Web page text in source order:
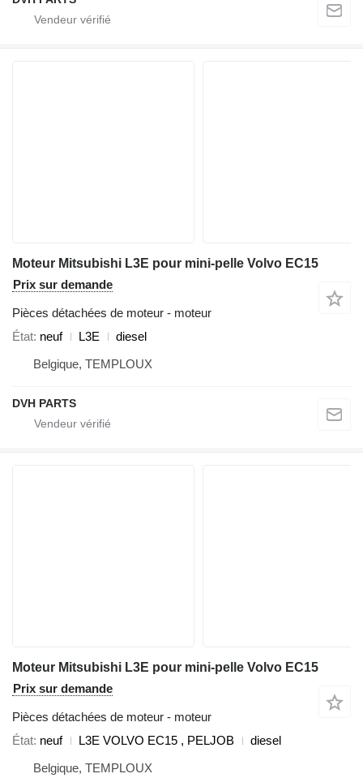
Moteur Mitsubishi L3E pour mini-pelle Volvo EC15
Prix sur demande
Pièces détachées de moteur - moteur
État neuf L3E
diesel
Belgique, TEMPLOUX
DVH PARTS
Moteur Mitsubishi L3E pour mini-pelle Volvo EC15
Prix sur demande
Pièces détachées de moteur - moteur
État neuf L3E VOLVO EC15 , PELJOB
diesel
Belgique, TEMPLOUX